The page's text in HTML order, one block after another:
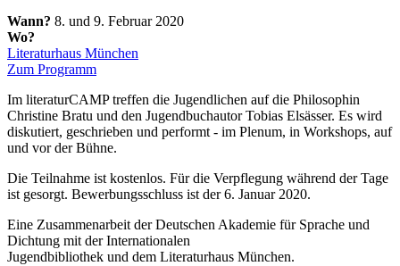
Wann? 8. und 9. Februar 2020
Wo?
Literaturhaus München
Zum Programm
Im literaturCAMP treffen die Jugendlichen auf die Philosophin
Christine Bratu und den Jugendbuchautor Tobias Elsässer. Es wird
diskutiert, geschrieben und performt - im Plenum, in Workshops, auf
und vor der Bühne.
Die Teilnahme ist kostenlos. Für die Verpflegung während der Tage
ist gesorgt. Bewerbungsschluss ist der 6. Januar 2020.
Eine Zusammenarbeit der Deutschen Akademie für Sprache und
Dichtung mit der Internationalen
Jugendbibliothek und dem Literaturhaus München.